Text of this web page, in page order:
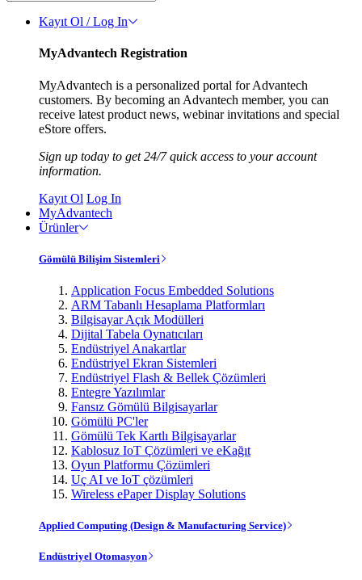
Kayıt Ol / Log In
MyAdvantech Registration
MyAdvantech is a personalized portal for Advantech
customers. By becoming an Advantech member, you can
receive latest product news, webinar invitations and special
eStore offers.
Sign up today to get 24/7 quick access to your account
information.
Kayıt Ol Log In
MyAdvantech
Ürünler
Gömülü Bilişim Sistemleri
Application Focus Embedded Solutions
ARM Tabanlı Hesaplama Platformları
Bilgisayar Açık Modülleri
Dijital Tabela Oynatıcıları
Endüstriyel Anakartlar
Endüstriyel Ekran Sistemleri
Endüstriyel Flash & Bellek Çözümleri
Entegre Yazılımlar
Fansız Gömülü Bilgisayarlar
Gömülü PC'ler
Gömülü Tek Kartlı Bilgisayarlar
Kablosuz IoT Çözümleri ve eKağıt
Oyun Platformu Çözümleri
Uç AI ve IoT çözümleri
Wireless ePaper Display Solutions
Applied Computing (Design & Manufacturing Service)
Endüstriyel Otomasyon